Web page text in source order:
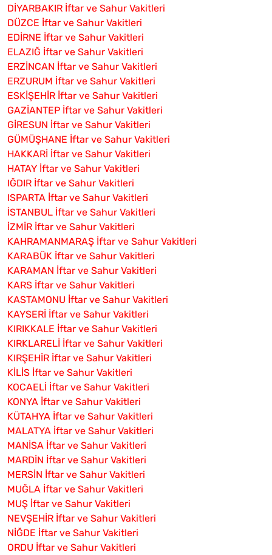
DİYARBAKIR İftar ve Sahur Vakitleri
DÜZCE İftar ve Sahur Vakitleri
EDİRNE İftar ve Sahur Vakitleri
ELAZIĞ İftar ve Sahur Vakitleri
ERZİNCAN İftar ve Sahur Vakitleri
ERZURUM İftar ve Sahur Vakitleri
ESKİŞEHİR İftar ve Sahur Vakitleri
GAZİANTEP İftar ve Sahur Vakitleri
GİRESUN İftar ve Sahur Vakitleri
GÜMÜŞHANE İftar ve Sahur Vakitleri
HAKKARİ İftar ve Sahur Vakitleri
HATAY İftar ve Sahur Vakitleri
IĞDIR İftar ve Sahur Vakitleri
ISPARTA İftar ve Sahur Vakitleri
İSTANBUL İftar ve Sahur Vakitleri
İZMİR İftar ve Sahur Vakitleri
KAHRAMANMARAŞ İftar ve Sahur Vakitleri
KARABÜK İftar ve Sahur Vakitleri
KARAMAN İftar ve Sahur Vakitleri
KARS İftar ve Sahur Vakitleri
KASTAMONU İftar ve Sahur Vakitleri
KAYSERİ İftar ve Sahur Vakitleri
KIRIKKALE İftar ve Sahur Vakitleri
KIRKLARELİ İftar ve Sahur Vakitleri
KIRŞEHİR İftar ve Sahur Vakitleri
KİLİS İftar ve Sahur Vakitleri
KOCAELİ İftar ve Sahur Vakitleri
KONYA İftar ve Sahur Vakitleri
KÜTAHYA İftar ve Sahur Vakitleri
MALATYA İftar ve Sahur Vakitleri
MANİSA İftar ve Sahur Vakitleri
MARDİN İftar ve Sahur Vakitleri
MERSİN İftar ve Sahur Vakitleri
MUĞLA İftar ve Sahur Vakitleri
MUŞ İftar ve Sahur Vakitleri
NEVŞEHİR İftar ve Sahur Vakitleri
NİĞDE İftar ve Sahur Vakitleri
ORDU İftar ve Sahur Vakitleri